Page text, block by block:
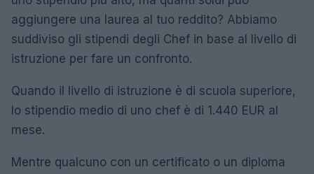
aggiungere una laurea al tuo reddito? Abbiamo
suddiviso gli stipendi degli Chef in base al livello di
istruzione per fare un confronto.
Quando il livello di istruzione è di scuola superiore,
lo stipendio medio di uno chef è di 1.440 EUR al
mese.
Mentre qualcuno con un certificato o un diploma